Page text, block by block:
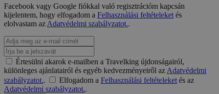
Facebook vagy Google fiókkal való regisztrációm kapcsán
kijelentem, hogy elfogadom a Felhasználási feltételeketés
elolvastam azAdatvédelmi szabályzatot..
Értesülni akarok e-mailben a Travelking újdonságairól,
különleges ajánlatairól és egyéb kedvezményeiről azAdatvédelmi
szabályzatot.. Elfogadom a Felhasználási feltételeketés az
Adatvédelmi szabályzatot..